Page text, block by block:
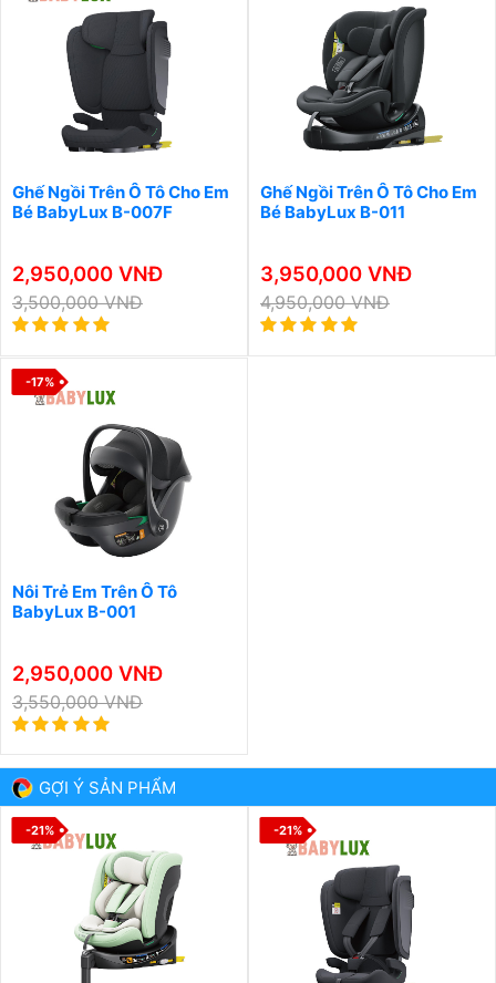
Ghế Ngồi Trên Ô Tô Cho Em
Bé BabyLux B-007F
2,950,000 VNĐ
3,500,000 VNĐ
Ghế Ngồi Trên Ô Tô Cho Em
Bé BabyLux B-011
3,950,000 VNĐ
4,950,000 VNĐ
-17%
Nôi Trẻ Em Trên Ô Tô
BabyLux B-001
2,950,000 VNĐ
3,550,000 VNĐ
GỢI Ý SẢN PHẨM
-21% -21%